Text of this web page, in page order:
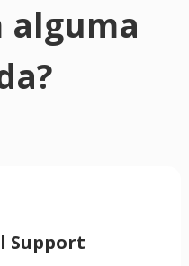
alguma
Support